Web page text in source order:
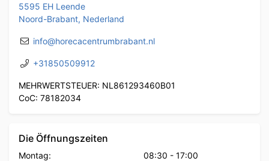
5595 EH Leende
Noord-Brabant, Nederland
info@horecacentrumbrabant.nl
+31850509912
MEHRWERTSTEUER: NL861293460B01
CoC: 78182034
Die Öffnungszeiten
Montag: 08:30 - 17:00